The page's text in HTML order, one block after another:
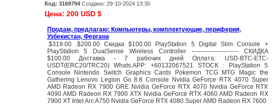
Код: 3169794Создано: 29-10-2024 13:30
Цена: 200 USD $
Продам, предлагаю: Компьютеры, комплектующие, периферия,
Узбекистан, Фергана
.$319.00 .$200.00 Скидка $100.00 PlayStation 5 Digital Slim Console +
PlayStation 5 DualSense Wireless Controller ----------------------- СКИДКА
$100.00 Доставка - 7 рабочих дней Оплата: USD-BTC-ETC-
USDT(ERC20/TRC20) Whats.APP: +60132067521 STOCK : PlayStation 5
Console Nintendo Switch Graphics Cards Pokemon TCG MTG Magic the
Gathering Lenovo Legion Go 8.8 Console Nvidia GeForce RTX 4070 Super
AMD Radeon RX 7900 GRE Nvidia GeForce RTX 4070 Nvidia GeForce RTX
4090 AMD Radeon RX 7900 XTX Nvidia GeForce RTX 4060 AMD Radeon RX
7900 XT Intel Arc A750 Nvidia GeForce RTX 4080 Super AMD Radeon RX 7600